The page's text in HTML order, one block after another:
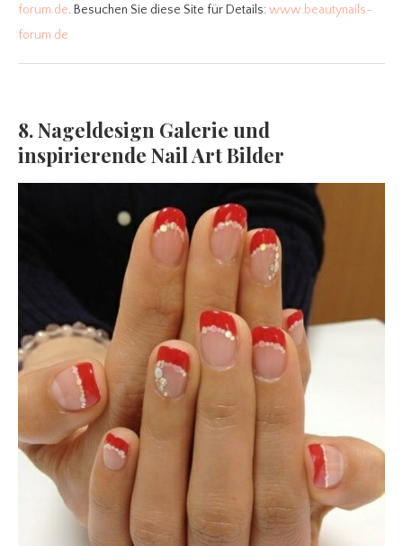
forum.de. Besuchen Sie diese Site für Details:www.beautynails-
forum.de
8. Nageldesign Galerie und
inspirierende Nail Art Bilder